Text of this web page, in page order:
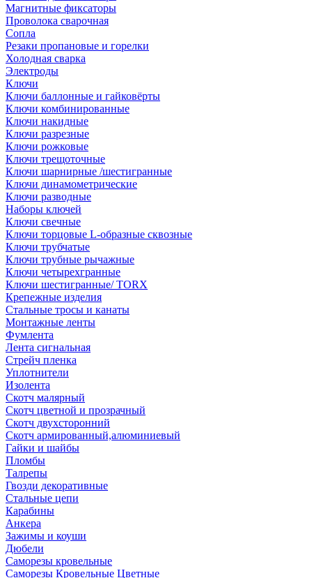
Магнитные фиксаторы
Проволока сварочная
Сопла
Резаки пропановые и горелки
Холодная сварка
Электроды
Ключи
Ключи баллонные и гайковёрты
Ключи комбинированные
Ключи накидные
Ключи разрезные
Ключи рожковые
Ключи трещоточные
Ключи шарнирные /шестигранные
Ключи динамометрические
Ключи разводные
Наборы ключей
Ключи свечные
Ключи торцовые L-образные сквозные
Ключи трубчатые
Ключи трубные рычажные
Ключи четырехгранные
Ключи шестигранные/ TORX
Крепежные изделия
Стальные тросы и канаты
Монтажные ленты
Фумлента
Лента сигнальная
Стрейч пленка
Уплотнители
Изолента
Скотч малярный
Скотч цветной и прозрачный
Скотч двухсторонний
Скотч армированный,алюминиевый
Гайки и шайбы
Пломбы
Талрепы
Гвозди декоративные
Стальные цепи
Карабины
Анкера
Зажимы и коуши
Дюбели
Саморезы кровельные
Саморезы Кровельные Цветные